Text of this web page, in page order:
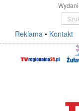
Reklama • Kontakt